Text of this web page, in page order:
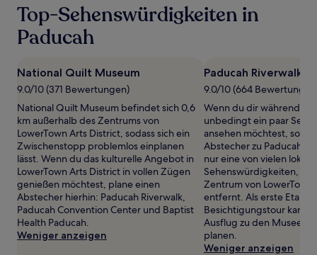
letzten
24 Stunden
für
mit
1 Übernachtung
2 Erwachsenen
gefunden
wurde.
Preise
und
Verfügbarkeiten
können
sich
ändern.
Es
können
Top-Sehenswürdigkeiten in
Paducah
National Quilt Museum
9.0/10 (371 Bewertungen)
National Quilt Museum befindet sich 0,6
km außerhalb des Zentrums von
LowerTown Arts District, sodass sich ein
Zwischenstopp problemlos einplanen
lässt. Wenn du das kulturelle Angebot in
LowerTown Arts District in vollen Zügen
genießen möchtest, plane einen
Abstecher hierhin: Paducah Riverwalk,
Paducah Convention Center und Baptist
Health Paducah.
Weniger anzeigen
Paducah Riverwalk
9.0/10 (664
Wenn du dir während
unbedingt ein paar
ansehen möchtest,
Abstecher zu Paducah
nur eine von vielen
Sehenswürdigkeiten, 0,7
Zentrum von LowerTown
entfernt. Als erste
Besichtigungstour
Ausflug zu den Museen
planen.
Weniger anzeigen